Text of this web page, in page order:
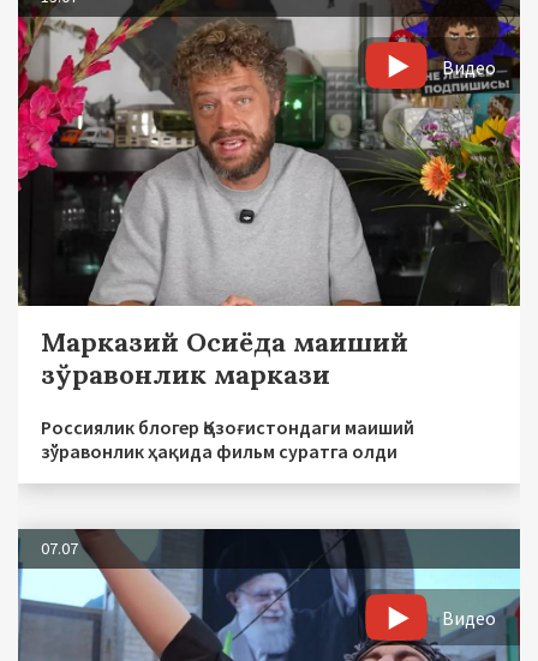
Видео
Марказий Осиёда маиший
зўравонлик маркази
Россиялик блогер Қозоғистондаги маиший
зўравонлик ҳақида фильм суратга олди
07.07
Видео